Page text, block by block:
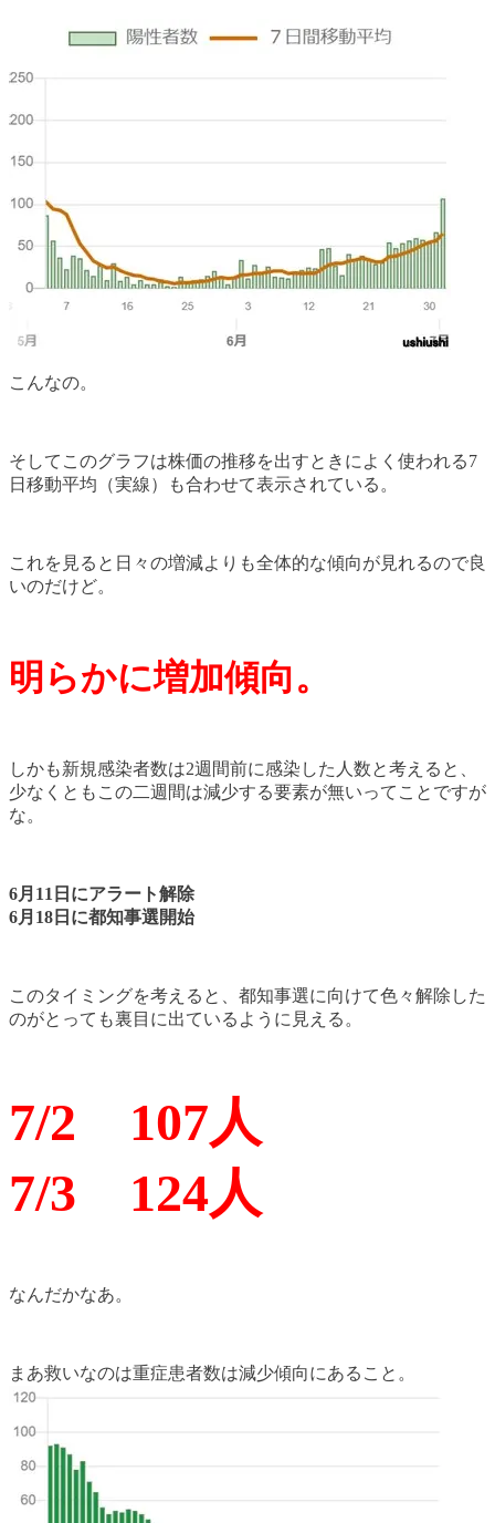
こんなの。
そしてこのグラフは株価の推移を出すときによく使われる7
日移動平均（実線）も合わせて表示されている。
これを見ると日々の増減よりも全体的な傾向が見れるので良
いのだけど。
明らかに増加傾向。
しかも新規感染者数は2週間前に感染した人数と考えると、
少なくともこの二週間は減少する要素が無いってことですが
な。
6月11日にアラート解除
6月18日に都知事選開始
このタイミングを考えると、都知事選に向けて色々解除した
のがとっても裏目に出ているように見える。
7/2 107人
7/3 124人
なんだかなあ。
まあ救いなのは重症患者数は減少傾向にあること。